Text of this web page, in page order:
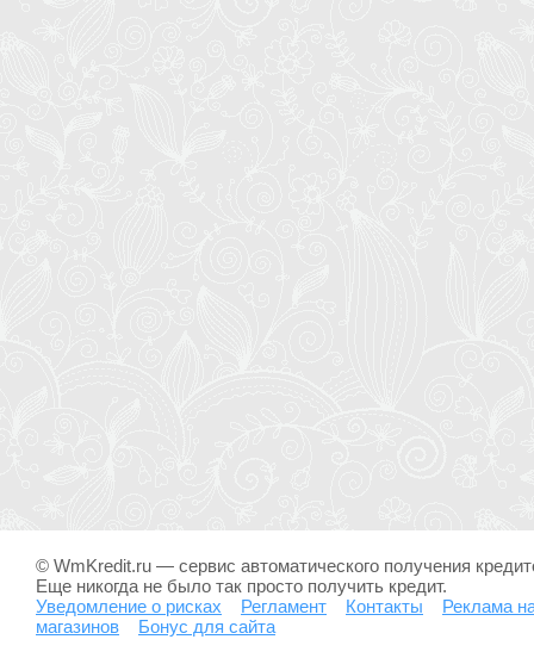
© WmKredit.ru — сервис автоматического получения
Еще никогда не было так просто получить кредит.
Уведомление о рисках
Регламент Контакты
Реклама
магазинов
Бонус для сайта